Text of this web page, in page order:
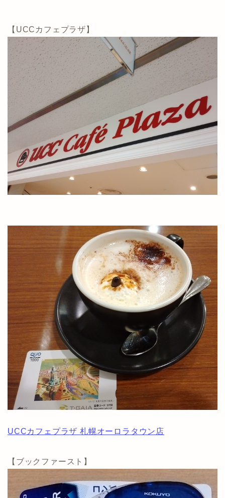
【UCCカフェプラザ】
UCCカフェプラザ 札幌オーロラタウン店
【ブックファースト】